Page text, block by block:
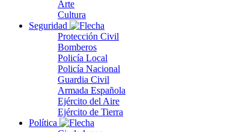
Arte
Cultura
Seguridad
Protección Civil
Bomberos
Policía Local
Policía Nacional
Guardia Civil
Armada Española
Ejército del Aire
Ejército de Tierra
Política